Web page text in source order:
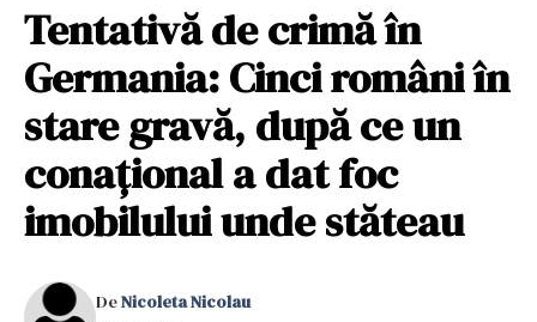
Tentativă de crimă în
Germania: Cinci români în
stare gravă, după ce un
conațional a dat foc
imobilului unde stăteau
DeNicoleta Nicolau